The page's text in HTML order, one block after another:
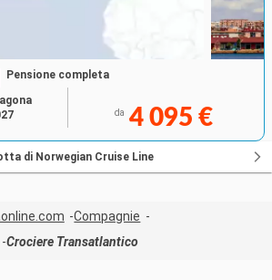
Pensione completa
da 4 095 €
di Norwegian Cruise Line
Compagnie
Crociere Transatlantico